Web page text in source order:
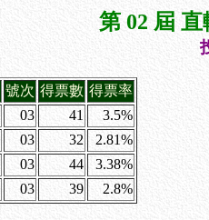
第 02 屆
號次 得票數 得票率
03 41
3.5%
03 32
2.81%
03 44
3.38%
03 39 2.8%